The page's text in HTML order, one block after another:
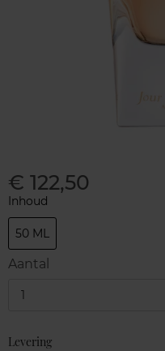
€ 122,50
Inhoud
50 ML
Aantal
1
Levering